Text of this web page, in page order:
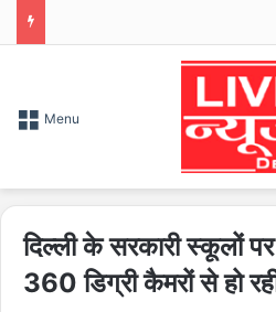
Menu
दिल्ली के सरकारी स्कूलों
360 डिग्री कैमरों से हो